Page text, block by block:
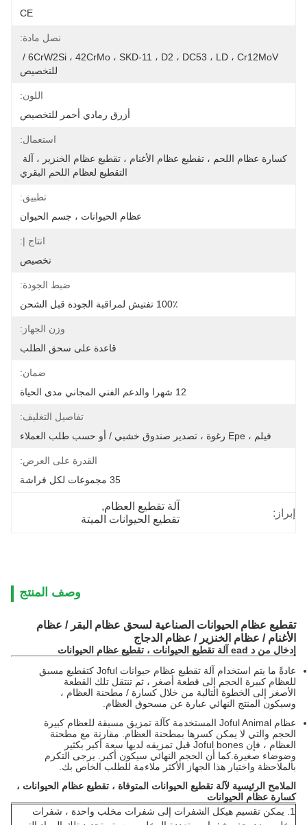
CE
نصل مادة:
للتخصيص
اللون:
أزرق رمادي أحمر للتخصيص
استعمال:
التقطيع لعظام اللحم البقري
تطبيق:
عظام الحيوانات ، جسم الحيوان
انتاج |:
تخصيص
ضبط الجودة:
100٪ تفتيش لمراقبة الجودة قبل الشحن
وزن الجهاز:
قاعدة على سحق الطلب
ضمان:
12 شهرا والدعم الفني المجاني مدى الحياة
تفاصيل التغليف:
فيلم ، Epe رغوة ، تصدير صندوق خشبي / أو حسب طلب العملاء
القدرة على العرض:
35 مجموعات لكل فراشة
إبراز:
آلة تقطيع العظام,
تقطيع الحيوانات الميتة
وصف المنتج
تقطيع عظام الحيوانات الصناعية لسحق عظام البقر / عظام
الأغنام / عظام الخنزير / عظام الدجاج
إدخال من د
عادةً ما يتم استخدام آلة تقطيع عظام حيوانات Joful كتقطيع مسبق
للعظام كبيرة الحجم إلى قطعة أصغر ، ثم تنتقل تلك القطعة
الأصغر إلى الخطوة التالية من خلال كسارة / مطحنة العظام ،
وسيكون المنتج النهائي عبارة عن مسحوق العظام.
عظام Joful Animal المستخدمة كآلة تمزيق مسبقة للعظام كبيرة
الحجم والتي لا يمكن كسرها بمطحنة العظام.
مقارنة مع مطحنة
العظام ، فإن Joful bones قبل تمزيقه لديها سعة أكبر بكثير
وضوضاء صغيرة.كما أن الحجم النهائي سيكون أكبر.
يرجى التكرم
بالملاحظة واختيار هذا الجهاز الأكثر ملاءمة للطلب الخاص بك.
الملامح الرئيسية لآلة تقطيع الحيوانات المتوفاة ، تقطيع عظام الحيوانات ،
كسارة عظام الحيوانات
1. يمكن تقسيم هيكل الشفرات إلى شفرات مخلب واحدة ، شفرات